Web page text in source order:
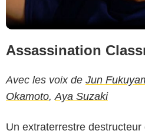
Assassination
Avec les voix de Jun
Okamoto,Aya Suzaki
Un extraterrestre